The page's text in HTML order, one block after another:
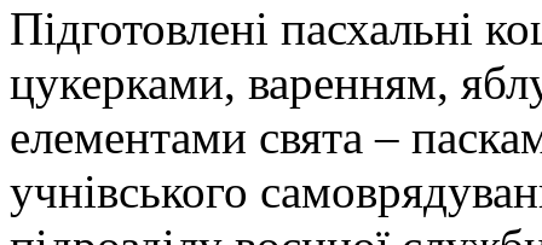
Підготовлені пасхальні
цукерками, варенням,
елементами свята –
учнівського